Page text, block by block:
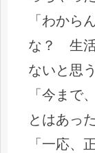
「わから
な？ 生活
ないと思
「今まで
とはあっ
「一応、